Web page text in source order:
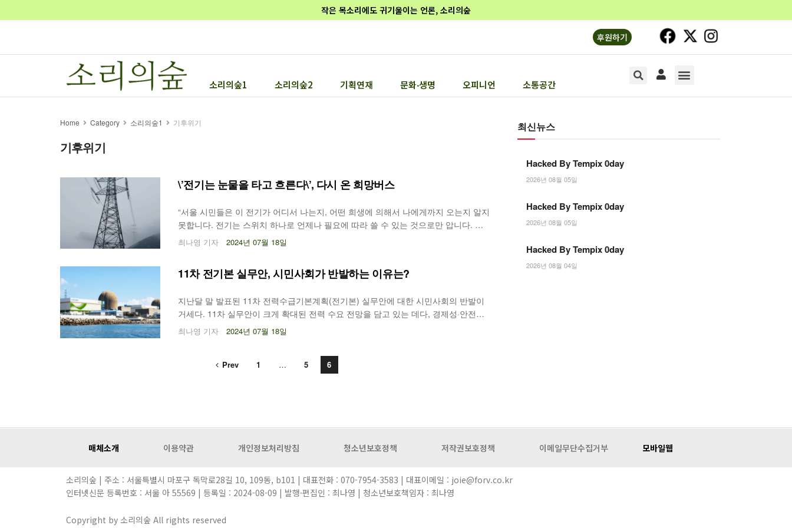
작은 목소리에도 귀기울이는 언론, 소리의숲
후원하기
소리의숲1 소리의숲2 기획연재 문화‧생명 오피니언 소통공간
Home Category 소리의숲1 기후위기
기후위기
\’전기는 눈물을 타고 흐른다\’, 다시 온 희망버스
최나영 기자 2024년 07월 18일
“서울 시민들은 이 전기가 어디서 나는지, 어떤 희생에 의해서 나에게까지 오는지 알지
못합니다. 전기는 스위치 하나로 언제나 필요에 따라 쓸 수 있는 것으로만 압니다. 정
책적 차별과 불평등이 이면을 지워 나와 밀양이 연결돼 있음을 감각 할 수 없게 만들었
기 때문입니다.” 경남 밀양 영남루 맞은 편에서 이 같은 내용의 김은정 기후위기비상...
11차 전기본 실무안, 시민사회가 반발하는 이유는?
최나영 기자 2024년 07월 18일
지난달 말 발표된 11차 전력수급기본계획(전기본) 실무안에 대한 시민사회의 반발이
거세다. 11차 실무안이 크게 확대된 전력 수요 전망을 담고 있는 데다, 경제성·안전성
측면에서 논란이 있는 신규 대형 원전 건설 등의 내용을 포함하고 있다는 이유에서다.
Prev 1 … 5 6
최신뉴스
Hacked By Tempix 0day
2026년 08월 05일
Hacked By Tempix 0day
2026년 08월 05일
Hacked By Tempix 0day
2026년 08월 04일
매체소개 이용약관 개인정보처리방침 청소년보호정책 저작권보호정책 이메일무단수집거부 모바일웹
소리의숲 | 주소 : 서울특별시 마포구 독막로28길 10, 109동, b101 | 대표전화 : 070-7954-3583 | 대표이메일 : joie@forv.co.kr
인터넷신문 등록번호 : 서울 아 55569 | 등록일 : 2024-08-09 | 발행·편집인 : 최나영 | 청소년보호책임자 : 최나영
Copyright by 소리의숲 All rights reserved